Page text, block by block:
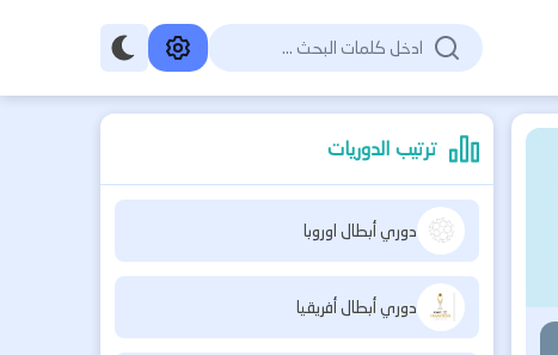
ترتيب الدوريات
دوري أبطال اوروبا
دوري أبطال أفريقيا